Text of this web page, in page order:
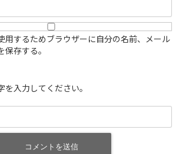
用するためブラウザーに自分の名前、メール
保存する。
を入力してください。